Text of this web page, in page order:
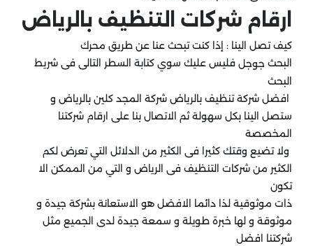
ارقام شركات التنظيف بالرياض
كيف تصل الينا : إذا كنت تبحث عنا عن طريق محرك
البحث جوجل فليس عليك سوي كتابة السطر التالى فى شريط
البحث
افضل شركة تنظيف بالرياض شركة المجد كلين بالرياض و
ستصل الينا بكل سهولة ثم الاتصال بنا على ارقام شركتنا
المخصصة
ولا تضيع وقتك كثيرا فى الكثير من الدلائل التي تعرض لكم
الكثير من شركات التنظيف فى الرياض و التي من الممكن الا
تكون
ذات موثوقية لذا دائما الافضل هو الاستعانة بشركة جيدة و
موثوقة و لها خبرة طويلة و سمعة جيدة لدى الجميع مثل
شركتنا افضل